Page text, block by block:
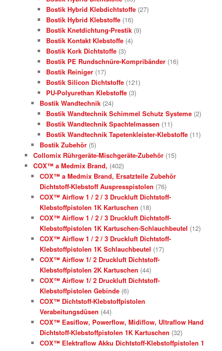
Bostik Hybrid Klebdichtstoffe (27)
Bostik Hybrid Klebstoffe (16)
Bostik Knetdichtung-Prestik (9)
Bostik Kontakt Klebstoffe (4)
Bostik Kork Dichtstoffe (3)
Bostik PE Rundschnüre-Kompribänder (16)
Bostik Reiniger (17)
Bostik Silicon Dichtstoffe (121)
PU-Polyurethan Klebstoffe (3)
Bostik Wandtechnik (24)
Bostik Wandtechnik Schimmel Schutz Systeme (2)
Bostik Wandtechnik Spachtelmassen (11)
Bostik Wandtechnik Tapetenkleister-Klebstoffe (11)
Bostik Zubehör (5)
Collomix Rührgeräte-Mischgeräte-Zubehör (15)
COX™ a Medmix Brand, (402)
COX™ a Medmix Brand, Ersatzteile Zubehör
Dichtstoff-Klebstoff Auspresspistolen (76)
COX™ Airflow 1 / 2 / 3 Druckluft Dichtstoff-
Klebstoffpistolen 1K Kartuschen (18)
COX™ Airflow 1 / 2 / 3 Druckluft Dichtstoff-
Klebstoffpistolen 1K Kartuschen-Schlauchbeutel (12)
COX™ Airflow 1 / 2 / 3 Druckluft Dichtstoff-
Klebstoffpistolen 1K Schlauchbeutel (17)
COX™ Airflow 1/ 2 Druckluft Dichtstoff-
Klebstoffpistolen 2K Kartuschen (44)
COX™ Airflow 1/ 2 Druckluft Dichtstoff-
Klebstoffpistolen Gebinde (6)
COX™ Dichtstoff-Klebstoffpistolen
Verabeitungsdüsen (44)
COX™ Easiflow, Powerflow, Midiflow, Ultraflow Hand
Dichtstoff-Klebstoffpistolen 1K Kartuschen (32)
COX™ Elektraflow Akku Dichtstoff-Klebstoffpistolen 1